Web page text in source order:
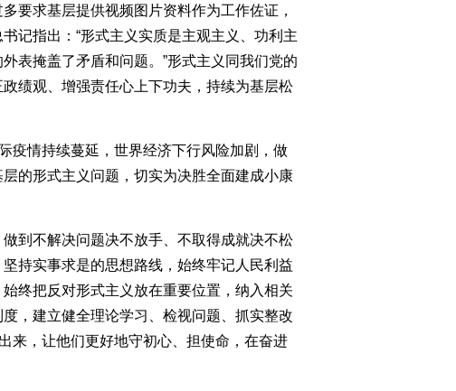
要求基层提供视频图片资料作为工作佐证，
记指出：“形式主义实质是主观主义、功利主
表掩盖了矛盾和问题。”形式主义同我们党的
绩观、增强责任心上下功夫，持续为基层松
疫情持续蔓延，世界经济下行风险加剧，做
的形式主义问题，切实为决胜全面建成小康
到不解决问题决不放手、不取得成就决不松
持实事求是的思想路线，始终牢记人民利益
终把反对形式主义放在重要位置，纳入相关
，建立健全理论学习、检视问题、抓实整改
来，让他们更好地守初心、担使命，在奋进